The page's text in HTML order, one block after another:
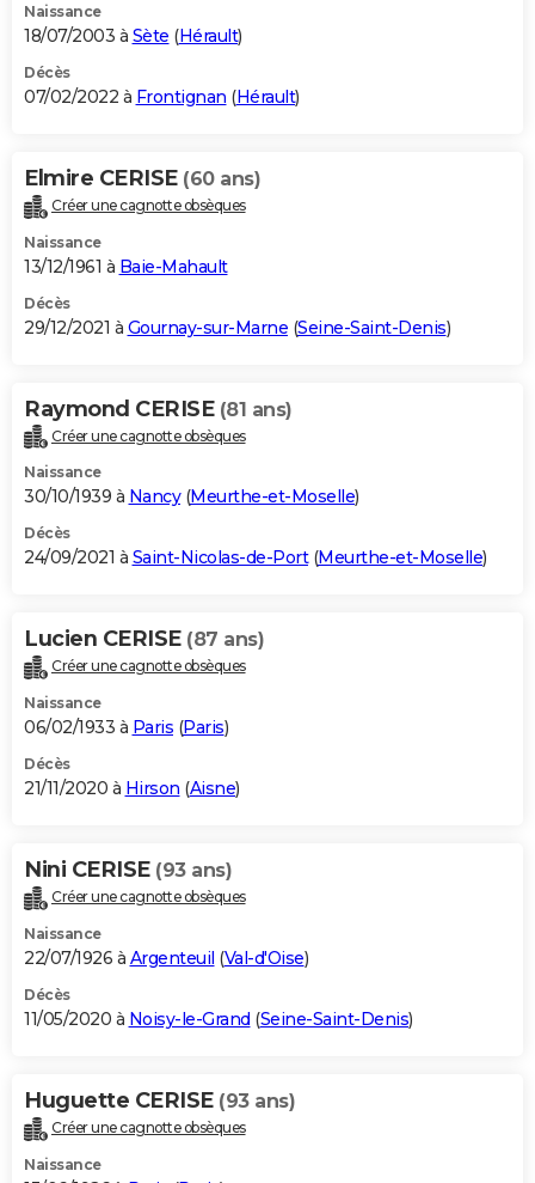
Naissance
18/07/2003 à Sète (Hérault)
Décès
07/02/2022 à Frontignan (Hérault)
Elmire CERISE (60 ans)
Créer une cagnotte obsèques
Naissance
13/12/1961 à Baie-Mahault
Décès
29/12/2021 à Gournay-sur-Marne (Seine-Saint-Denis)
Raymond CERISE (81 ans)
Créer une cagnotte obsèques
Naissance
30/10/1939 à Nancy(Meurthe-et-Moselle)
Décès
24/09/2021 à Saint-Nicolas-de-Port(Meurthe-et-Moselle)
Lucien CERISE (87 ans)
Créer une cagnotte obsèques
Naissance
06/02/1933 à Paris (Paris)
Décès
21/11/2020 à Hirson (Aisne)
Nini CERISE (93 ans)
Créer une cagnotte obsèques
Naissance
22/07/1926 à Argenteuil (Val-d'Oise)
Décès
11/05/2020 à Noisy-le-Grand (Seine-Saint-Denis)
Huguette CERISE (93 ans)
Créer une cagnotte obsèques
Naissance